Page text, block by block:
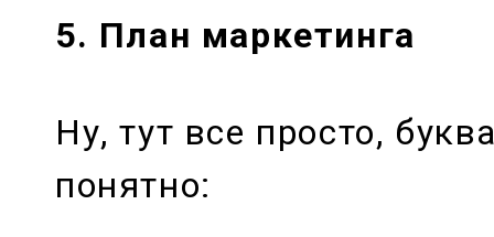
5. План маркетинга
Ну, тут все просто,
понятно: